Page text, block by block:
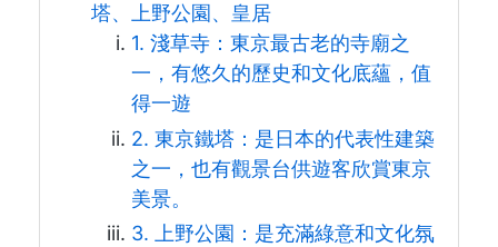
塔、上野公園、皇居
1. 淺草寺：東京最古老的寺廟之
一，有悠久的歷史和文化底蘊，值
得一遊
2. 東京鐵塔：是日本的代表性建築
之一，也有觀景台供遊客欣賞東京
美景。
3. 上野公園：是充滿綠意和文化氛